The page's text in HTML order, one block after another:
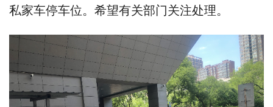
私家车停车位。希望有关部门关注处理。